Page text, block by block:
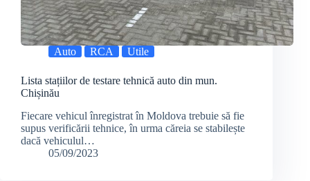
Auto RCA Utile
Lista stațiilor de testare tehnică auto din mun.
Chișinău
Fiecare vehicul înregistrat în Moldova trebuie să fie
supus verificării tehnice, în urma căreia se stabilește
dacă vehiculul…
05/09/2023